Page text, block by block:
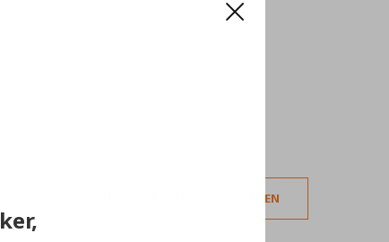
JE BEOORDELING TOEVOEGEN